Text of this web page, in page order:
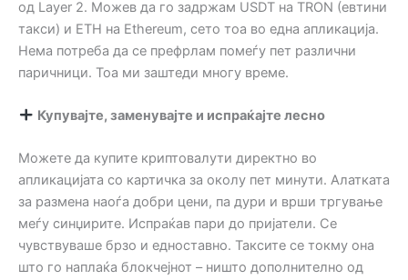
од Layer 2. Можев да го задржам USDT на TRON (евтини
такси) и ETH на Ethereum, сето тоа во една апликација.
Нема потреба да се префрлам помеѓу пет различни
паричници. Тоа ми заштеди многу време.
Купувајте, заменувајте и испраќајте лесно
Можете да купите криптовалути директно во
апликацијата со картичка за околу пет минути. Алатката
за размена наоѓа добри цени, па дури и врши тргување
меѓу синџирите. Испраќав пари до пријатели. Се
чувствуваше брзо и едноставно. Таксите се токму она
што го наплаќа блокчејнот – ништо дополнително од